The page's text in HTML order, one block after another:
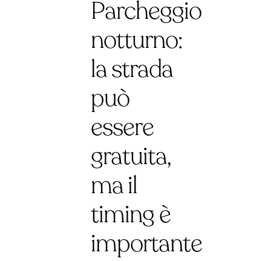
Parcheggio
notturno:
la strada
può
essere
gratuita,
ma il
timing è
importante